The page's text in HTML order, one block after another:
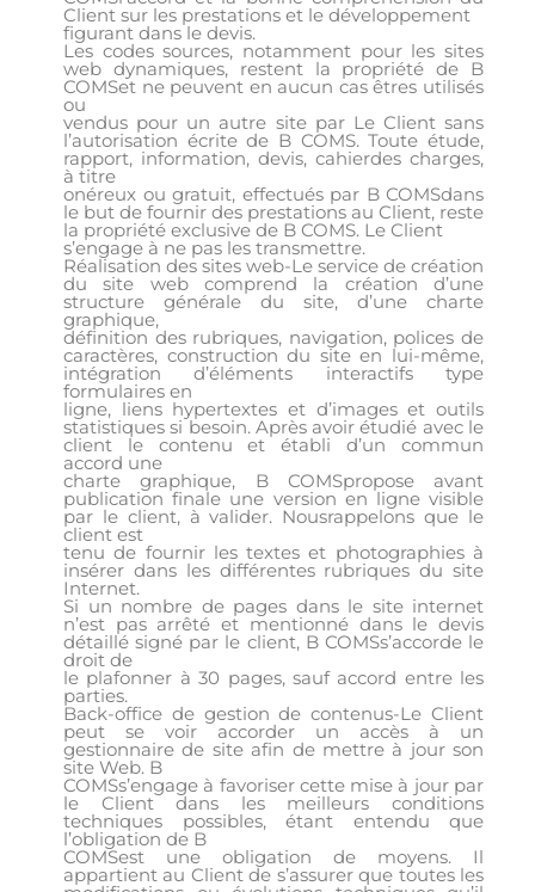
Client sur les prestations et le développement
figurant dans le devis.
Les codes sources, notamment pour les sites
web dynamiques, restent la propriété de B
COMSet ne peuvent en aucun cas êtres utilisés
ou
vendus pour un autre site par Le Client sans
l’autorisation écrite de B COMS. Toute étude,
rapport, information, devis, cahierdes charges,
à titre
onéreux ou gratuit, effectués par B COMSdans
le but de fournir des prestations au Client, reste
la propriété exclusive de B COMS. Le Client
s’engage à ne pas les transmettre.
Réalisation des sites web-Le service de création
du site web comprend la création d’une
structure générale du site, d’une charte
graphique,
définition des rubriques, navigation, polices de
caractères, construction du site en lui-même,
intégration d’éléments interactifs type
formulaires en
ligne, liens hypertextes et d’images et outils
statistiques si besoin. Après avoir étudié avec le
client le contenu et établi d’un commun
accord une
charte graphique, B COMSpropose avant
publication finale une version en ligne visible
par le client, à valider. Nousrappelons que le
client est
tenu de fournir les textes et photographies à
insérer dans les différentes rubriques du site
Internet.
Si un nombre de pages dans le site internet
n’est pas arrêté et mentionné dans le devis
détaillé signé par le client, B COMSs’accorde le
droit de
le plafonner à 30 pages, sauf accord entre les
parties.
Back-office de gestion de contenus-Le Client
peut se voir accorder un accès à un
gestionnaire de site afin de mettre à jour son
site Web. B
COMSs’engage à favoriser cette mise à jour par
le Client dans les meilleurs conditions
techniques possibles, étant entendu que
l’obligation de B
COMSest une obligation de moyens. Il
appartient au Client de s’assurer que toutes les